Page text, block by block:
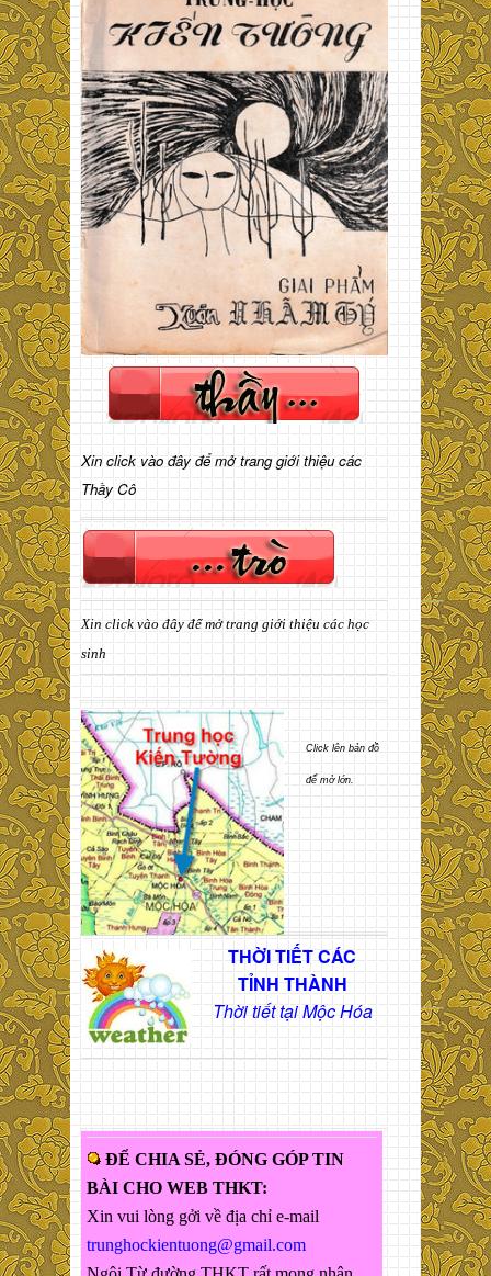
Xin click vào đây để mở trang giới thiệu các
Thầy Cô
Xin click vào đây để mở trang giới thiệu các học
sinh
Click lên bản đồ
để mở lớn.
THỜI TIẾT CÁC
TỈNH THÀNH
Thời tiết tại Mộc Hóa
ĐỂ CHIA SẺ, ĐÓNG GÓP TIN
BÀI CHO WEB THKT:
Xin vui lòng gởi về địa chỉ e-mail
trunghockientuong@gmail.com